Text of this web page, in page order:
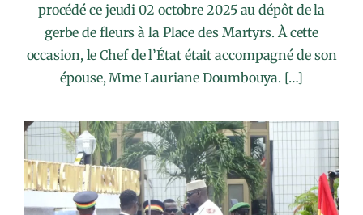
procédé ce jeudi 02 octobre 2025 au dépôt de la
gerbe de fleurs à la Place des Martyrs. À cette
occasion, le Chef de l’État était accompagné de son
épouse, Mme Lauriane Doumbouya. […]